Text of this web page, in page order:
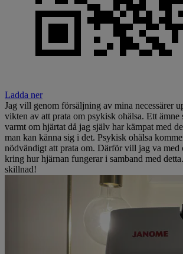
Ladda ner
Jag vill genom försäljning av mina necessärer
vikten av att prata om psykisk ohälsa. Ett ämne
varmt om hjärtat då jag själv har kämpat med
man kan känna sig i det. Psykisk ohälsa
nödvändigt att prata om. Därför vill jag va med
kring hur hjärnan fungerar i samband med
skillnad!